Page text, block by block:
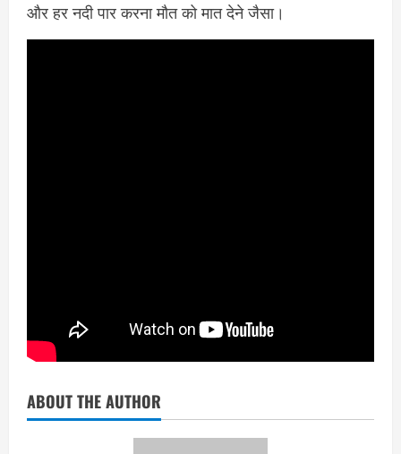
और हर नदी पार करना मौत को मात देने जैसा।
ABOUT THE AUTHOR